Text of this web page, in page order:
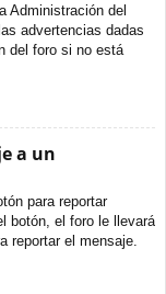
Administración del
advertencias dadas
del foro si no está
a un
para reportar
botón, el foro le llevará
reportar el mensaje.